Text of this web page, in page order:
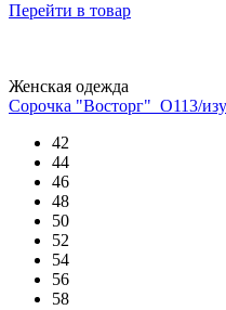
Перейти в товар
Женская одежда
Сорочка "Восторг"_О113/
42
44
46
48
50
52
54
56
58